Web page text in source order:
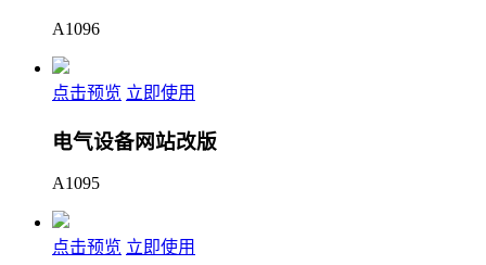
A1096
点击预览 立即使用
电气设备网站改版
A1095
点击预览 立即使用